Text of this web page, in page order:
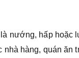
nướng, hấp hoặc
hàng, quán ăn